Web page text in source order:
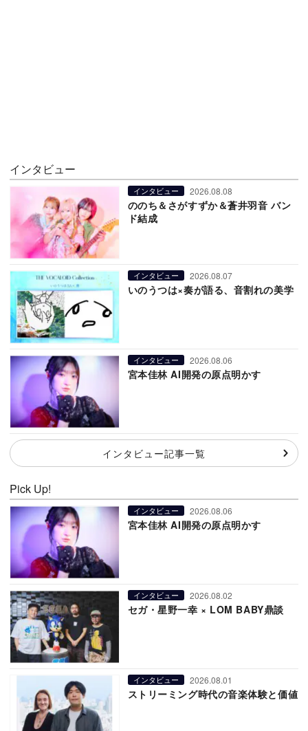
インタビュー
インタビュー 2026.08.08
ののち＆さがすずか＆蒼井羽音 バン
ド結成
インタビュー 2026.08.07
いのうつは×奏が語る、音割れの美学
インタビュー 2026.08.06
宮本佳林 AI開発の原点明かす
インタビュー記事一覧
Pick Up!
インタビュー 2026.08.06
宮本佳林 AI開発の原点明かす
インタビュー 2026.08.02
セガ・星野一幸 × LOM BABY鼎談
インタビュー 2026.08.01
ストリーミング時代の音楽体験と価値